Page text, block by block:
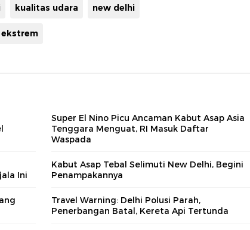
kualitas udara new delhi
Super El Nino Picu Ancaman Kabut Asap Asia
Tenggara Menguat, RI Masuk Daftar
Waspada
Ini
Kabut Asap Tebal Selimuti New Delhi, Begini
Penampakannya
Travel Warning: Delhi Polusi Parah,
Penerbangan Batal, Kereta Api Tertunda